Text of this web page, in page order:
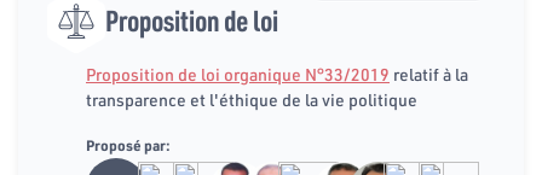
Proposition de loi
Proposition de loi organique N°33/2019 relatif à la
transparence et l'éthique de la vie politique
Proposé par: